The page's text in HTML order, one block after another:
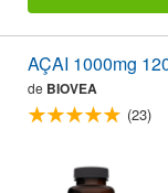
AÇAI 1000mg
de BIOVEA
(23)